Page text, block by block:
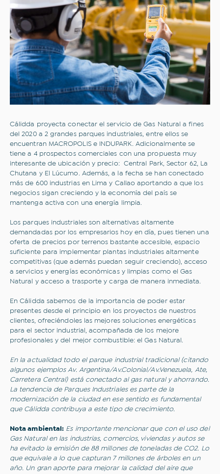
Cálidda proyecta conectar el servicio de Gas Natural a fines
del 2020 a 2 grandes parques industriales, entre ellos se
encuentran MACROPOLIS e INDUPARK. Adicionalmente se
tiene a 4 prospectos comerciales con una propuesta muy
interesante de ubicación y precio: Central Park, Sector 62, La
Chutana y El Lúcumo. Además, a la fecha se han conectado
más de 600 industrias en Lima y Callao aportando a que los
negocios sigan creciendo y la economía del país se
mantenga activa con una energía limpia.
Los parques industriales son alternativas altamente
demandadas por los empresarios hoy en día, pues tienen una
oferta de precios por terrenos bastante accesible, espacio
suficiente para implementar plantas industriales altamente
competitivas (que además puedan seguir creciendo), acceso
a servicios y energías económicas y limpias como el Gas
Natural y acceso a trasporte y carga de manera inmediata.
En Cálidda sabemos de la importancia de poder estar
presentes desde el principio en los proyectos de nuestros
clientes, ofreciéndoles las mejores soluciones energéticas
para el sector industrial, acompañada de los mejore
profesionales y del mejor combustible: el Gas Natural.
En la actualidad todo el parque industrial tradicional (citando
algunos ejemplos Av. Argentina/Av.Colonial/Av.Venezuela, Ate,
Carretera Central) está conectado al gas natural y ahorrando.
La tendencia de Parques Industriales es parte de la
modernización de la ciudad en ese sentido es fundamental
que Cálidda contribuya a este tipo de crecimiento.
Nota ambiental: Es importante mencionar que con el uso del
Gas Natural en las industrias, comercios, viviendas y autos se
ha evitado la emisión de 88 millones de toneladas de CO2. Lo
que equivale a lo que capturan 7 millones de árboles en un
año. Un gran aporte para mejorar la calidad del aire que
¿Sobre qué temas te gustaría
leer?
Todo Inclusión financiera
Novedades Opinión
Sostenibilidad Transporte sostenible
Movilidad Eventos
Tips y consejos
Correo electrónico
Correo electrónico
Web de Privacidad.
Suscribirme